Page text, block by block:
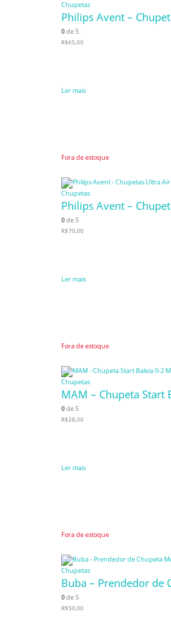
Chupetas
Philips Avent –
0de 5
R$65,00
Ler mais
Fora de estoque
Chupetas
Philips Avent –
0de 5
R$70,00
Ler mais
Fora de estoque
Chupetas
MAM – Chupeta Start
0de 5
R$28,00
Ler mais
Fora de estoque
Chupetas
Buba – Prendedor de
0de 5
R$50,00